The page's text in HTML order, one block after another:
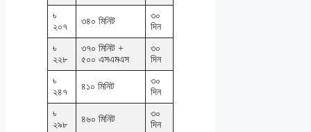
৳
২০৭
৩৪০ মিনিট
৩০
দিন
৳
২২৮
৩৭০ মিনিট +
৫০০ এসএমএস
৩০
দিন
৳
২৪৭
৪১০ মিনিট
৩০
দিন
৳
২৯৮
৪৬০ মিনিট
৩০
দিন